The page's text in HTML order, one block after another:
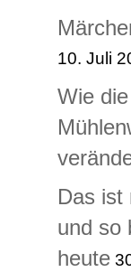
10. Juli
Wie
Das ist
und so
heute